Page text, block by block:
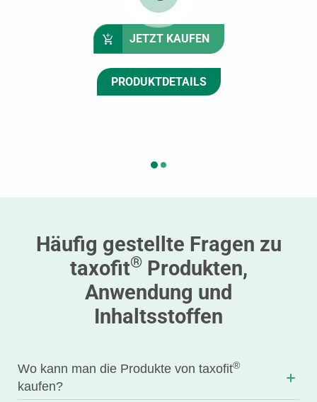
JETZT KAUFEN
PRODUKTDETAILS
Häufig gestellte Fragen zu
taxofit®Produkten,
Anwendung und
Inhaltsstoffen
Wo kann man die Produkte von taxofit®
kaufen?